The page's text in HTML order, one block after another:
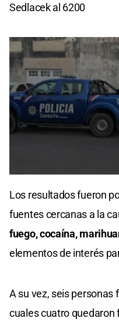
Sedlacek al 6200
of
seconds
Los resultados fueron
fuentes cercanas a la
fuego, cocaína,
elementos de interés
A su vez, seis personas
cuales cuatro